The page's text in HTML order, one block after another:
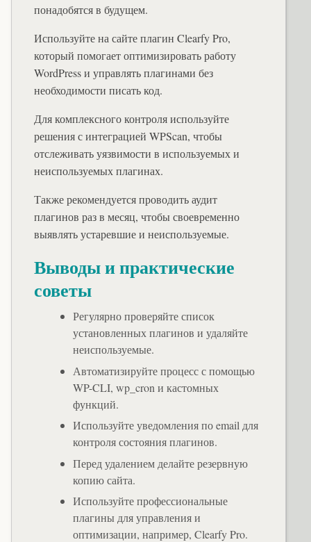
понадобятся в будущем.
Используйте на сайте плагин Clearfy Pro,
который помогает оптимизировать работу
WordPress и управлять плагинами без
необходимости писать код.
Для комплексного контроля используйте
решения с интеграцией WPScan, чтобы
отслеживать уязвимости в используемых и
неиспользуемых плагинах.
Также рекомендуется проводить аудит
плагинов раз в месяц, чтобы своевременно
выявлять устаревшие и неиспользуемые.
Выводы и практические
советы
Регулярно проверяйте список
установленных плагинов и удаляйте
неиспользуемые.
Автоматизируйте процесс с помощью
WP-CLI, wp_cron и кастомных
функций.
Используйте уведомления по email для
контроля состояния плагинов.
Перед удалением делайте резервную
копию сайта.
Используйте профессиональные
плагины для управления и
оптимизации, например, Clearfy Pro.